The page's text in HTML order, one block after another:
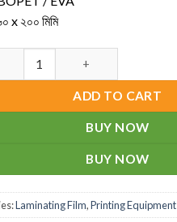
x ২০০ মিমি
ADD TO CART
BUY NOW
BUY NOW
Laminating Film,Printing Equipment